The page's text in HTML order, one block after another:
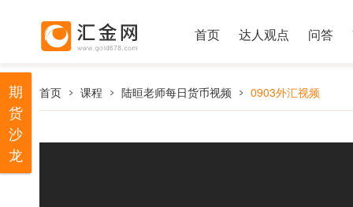
首页 达人观点 问答
首页 课程 陆晅老师每日货币视频 0903外汇视频
期
货
沙
龙